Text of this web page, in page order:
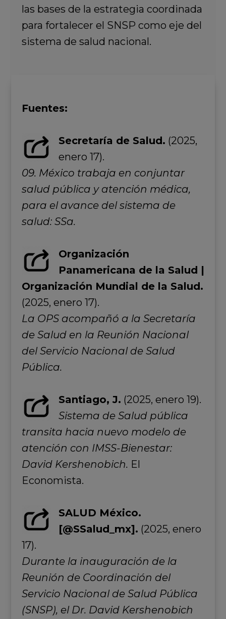
las bases de la estrategia coordinada
para fortalecer el SNSP como eje del
sistema de salud nacional.
Fuentes:
Secretaría de Salud. (2025,
enero 17).
09. México trabaja en conjuntar
salud pública y atención médica,
para el avance del sistema de
salud: SSa.
Organización
Panamericana de la Salud |
Organización Mundial de la Salud.
(2025, enero 17).
La OPS acompañó a la Secretaría
de Salud en la Reunión Nacional
del Servicio Nacional de Salud
Pública.
Santiago, J. (2025, enero 19).
Sistema de Salud pública
transita hacia nuevo modelo de
atención con IMSS-Bienestar:
David Kershenobich. El
Economista.
SALUD México.
[@SSalud_mx]. (2025, enero
17).
Durante la inauguración de la
Reunión de Coordinación del
Servicio Nacional de Salud Pública
(SNSP), el Dr. David Kershenobich